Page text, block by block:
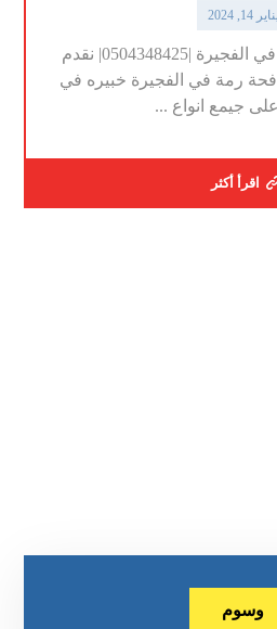
14, 2024
شركة مكافحة الرمة في الفجيرة |0504348425| نقدم
رمة في الفجيرة خبيره في
جيمع انواع ...
اقرأ أكثر
وسوم